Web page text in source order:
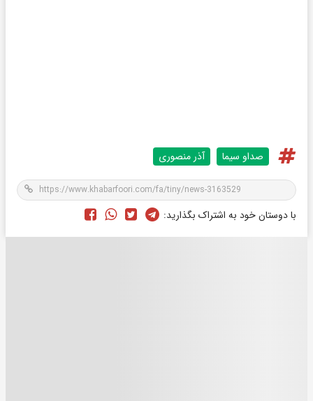
صداو سیما آذر منصوری
با دوستان خود به اشتراک بگذارید: